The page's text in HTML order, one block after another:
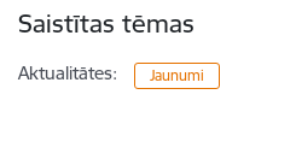
Saistītas tēmas
Aktualitātes: Jaunumi